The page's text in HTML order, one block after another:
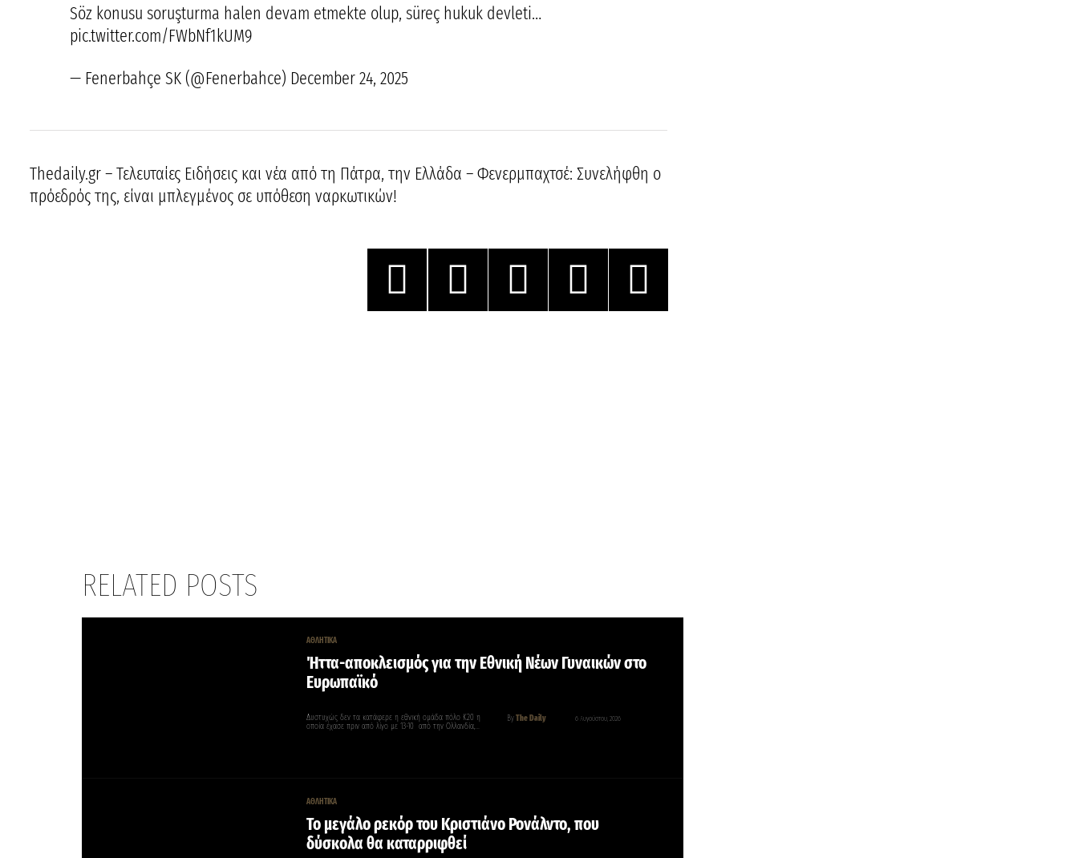
Söz konusu soruşturma halen devam etmekte olup, süreç hukuk devleti…
pic.twitter.com/FWbNf1kUM9
— Fenerbahçe SK (@Fenerbahce) December 24, 2025
Thedaily.gr – Τελευταίες Ειδήσεις και νέα από τη Πάτρα, την Ελλάδα – Φενερμπαχτσέ: Συνελήφθη ο
πρόεδρός της, είναι μπλεγμένος σε υπόθεση ναρκωτικών!
RELATED POSTS
ΑΘΛΗΤΙΚΑ
Ήττα-αποκλεισμός για την Εθνική Nέων Γυναικών στο
Ευρωπαϊκό
ByThe Daily 6 Αυγούστου, 2026
Δυστυχώς δεν τα κατάφερε η εθνική ομάδα πόλο Κ20 η
οποία έχασε πριν από λίγο με 13-10 από την Ολλανδία,…
ΑΘΛΗΤΙΚΑ
Το μεγάλο ρεκόρ του Κριστιάνο Ρονάλντο, που
δύσκολα θα καταρριφθεί